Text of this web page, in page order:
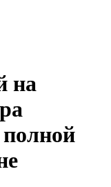
на
полной